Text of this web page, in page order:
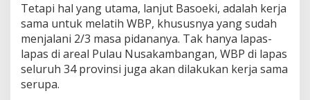
Tetapi hal yang utama, lanjut Basoeki, adalah kerja
sama untuk melatih WBP, khususnya yang sudah
menjalani 2/3 masa pidananya. Tak hanya lapas-
lapas di areal Pulau Nusakambangan, WBP di lapas
seluruh 34 provinsi juga akan dilakukan kerja sama
serupa.